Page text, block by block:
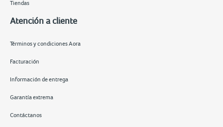
Tiendas
Atención a cliente
Términos y condiciones Aora
Facturación
Información de entrega
Garantía extrema
Contáctanos